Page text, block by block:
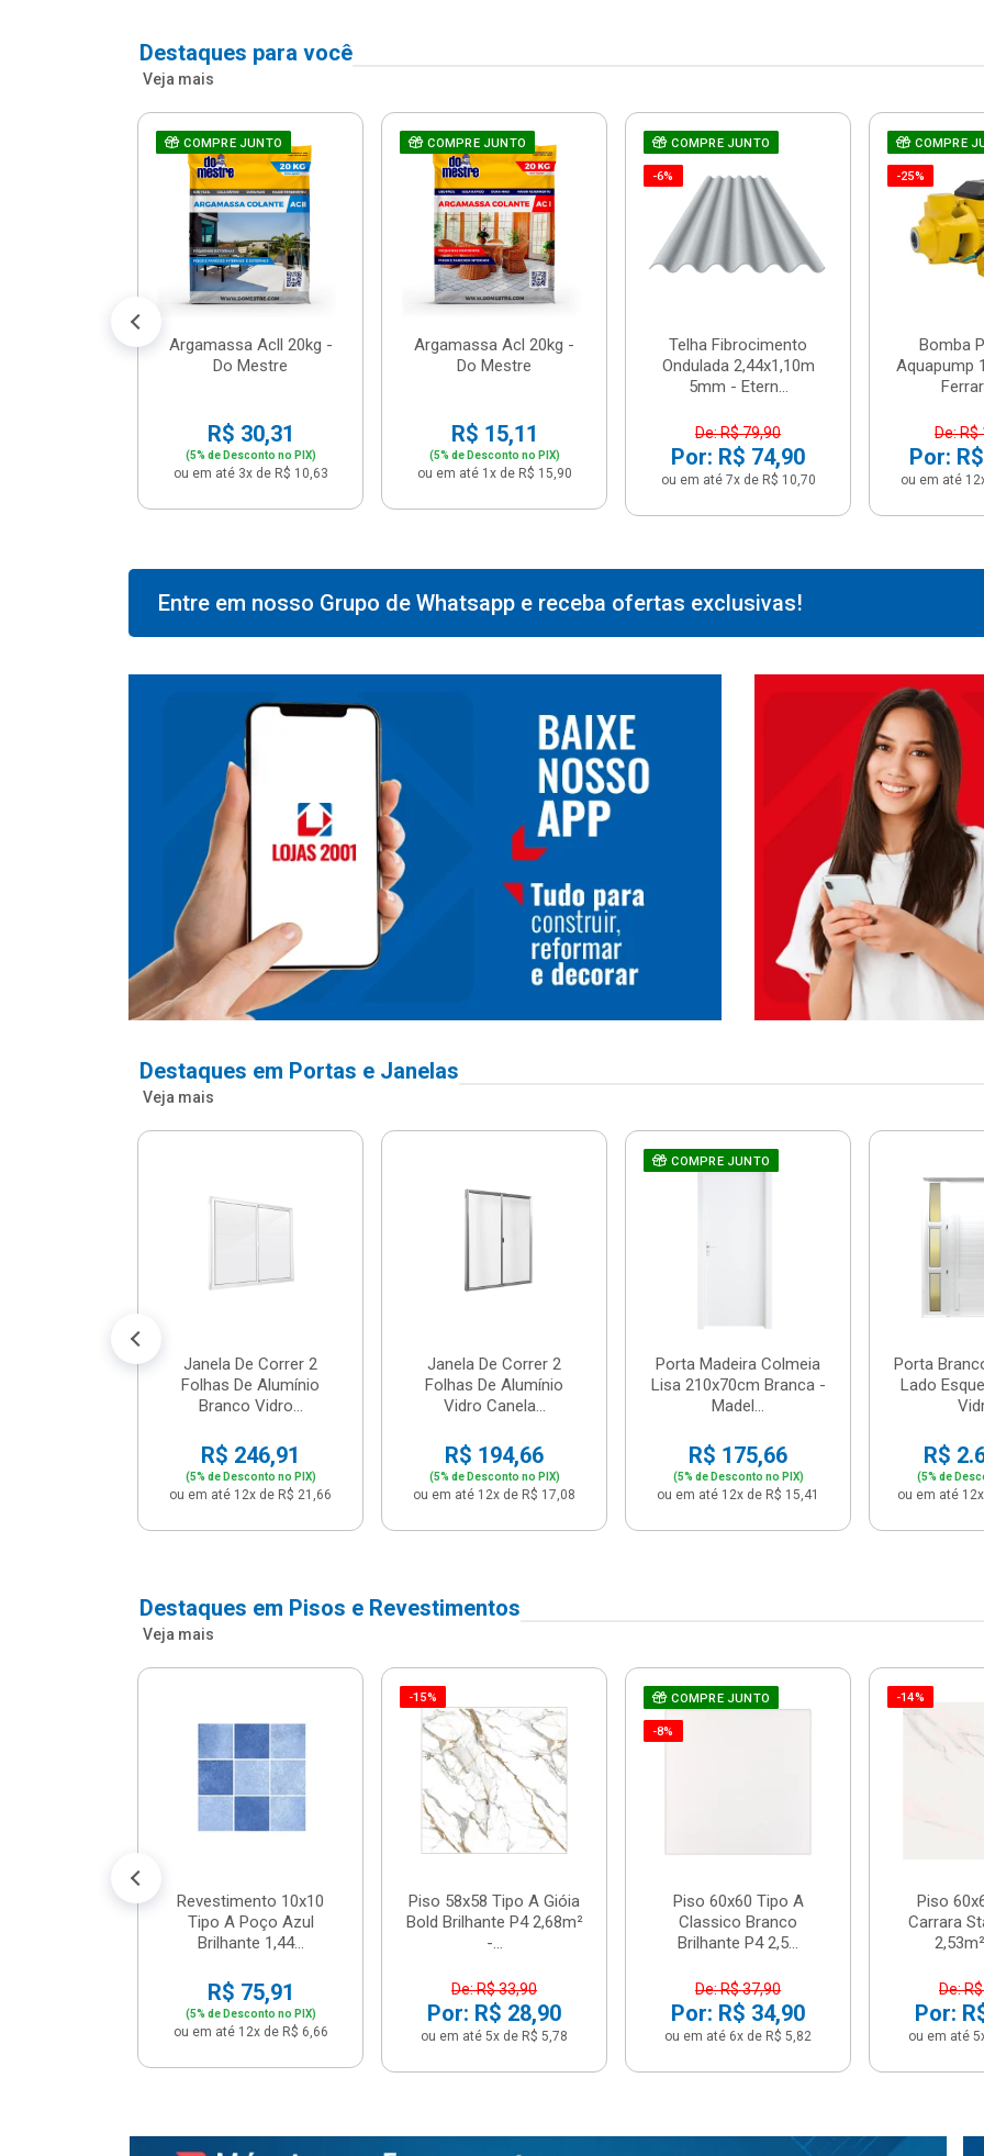
Destaques para você
Veja mais
COMPRE JUNTO
Argamassa Acll 20kg -
Do Mestre
R$ 30,31
(5% de Desconto no PIX)
ou em até 3x de R$ 10,63
COMPRE JUNTO
Argamassa Acl 20kg -
Do Mestre
R$ 15,11
(5% de Desconto no PIX)
ou em até 1x de R$ 15,90
COMPRE JUNTO
-6%
Telha Fibrocimento
Ondulada 2,44x1,10m
5mm - Etern...
De: R$ 79,90
Por: R$ 74,90
ou em até 7x de R$ 10,70
COMPRE
-25%
Bomba
Aquapump
De: R$
Por:
ou em até
Entre em nosso Grupo de Whatsapp e receba ofertas exclusivas!
Destaques em Portas e Janelas
Veja mais
Janela De Correr 2
Folhas De Alumínio
Branco Vidro...
R$ 246,91
(5% de Desconto no PIX)
ou em até 12x de R$ 21,66
Janela De Correr 2
Folhas De Alumínio
Vidro Canela...
R$ 194,66
(5% de Desconto no PIX)
ou em até 12x de R$ 17,08
COMPRE JUNTO
Porta Madeira Colmeia
Lisa 210x70cm Branca -
Madel...
R$ 175,66
(5% de Desconto no PIX)
ou em até 12x de R$ 15,41
Porta
Lado
R$
(5% de
ou em até
Destaques em Pisos e Revestimentos
Veja mais
Revestimento 10x10
Tipo A Poço Azul
Brilhante 1,44...
R$ 75,91
(5% de Desconto no PIX)
ou em até 12x de R$ 6,66
-15%
Piso 58x58 Tipo A Gióia
Bold Brilhante P4 2,68m²
-...
De: R$ 33,90
Por: R$ 28,90
ou em até 5x de R$ 5,78
COMPRE JUNTO
-8%
Piso 60x60 Tipo A
Classico Branco
Brilhante P4 2,5...
De: R$ 37,90
Por: R$ 34,90
ou em até 6x de R$ 5,82
-14%
Piso
Carrara
De:
Por:
ou em até